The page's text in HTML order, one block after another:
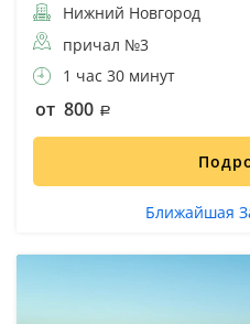
Нижний Новгород
причал №3
1 час 30 минут
от 800
Ближайшая